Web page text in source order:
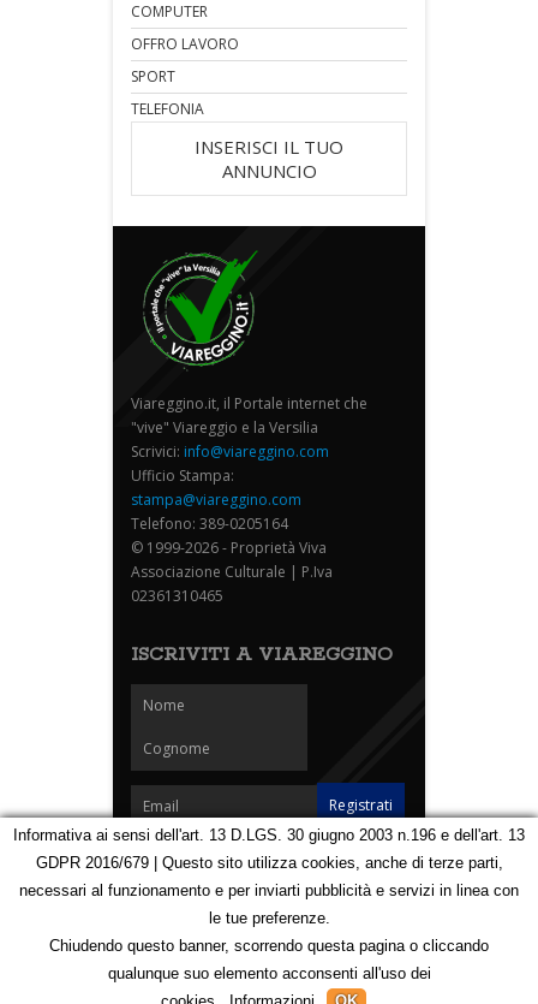
COMPUTER
OFFRO LAVORO
SPORT
TELEFONIA
INSERISCI IL TUO
ANNUNCIO
Viareggino.it, il Portale internet che
"vive" Viareggio e la Versilia
Scrivici: info@viareggino.com
Ufficio Stampa:
stampa@viareggino.com
Telefono: 389-0205164
© 1999-2026 - Proprietà Viva
Associazione Culturale | P.Iva
02361310465
ISCRIVITI A VIAREGGINO
Homepage Notizie Speciali Eventi Foto Carnevale
Partners
Contatti
Mappa
123090564
Informativa ai sensi dell'art. 13 D.LGS. 30 giugno 2003 n.196 e dell'art. 13
GDPR 2016/679 | Questo sito utilizza cookies, anche di terze parti,
necessari al funzionamento e per inviarti pubblicità e servizi in linea con
le tue preferenze.
Chiudendo questo banner, scorrendo questa pagina o cliccando
qualunque suo elemento acconsenti all'uso dei